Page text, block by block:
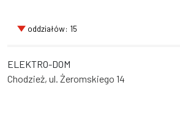
oddziałów: 15
ELEKTRO-DOM
Chodzież, ul. Żeromskiego 14